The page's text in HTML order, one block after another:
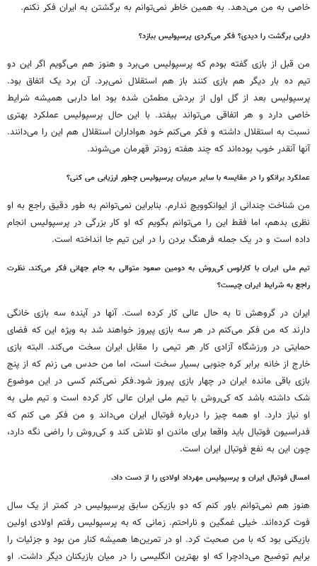
خاصی به من می‌دهد. به همین خاطر نمی‌توانم به برگشتن به ایران فکر نکنم.
داربی برگشت را دیدی؟ فکر می‌کردی پرسپولیس ببازد؟
من قبل از بازی گفته بودم که پرسپولیس می‌برد و هنوز هم می‌گویم اگر این دو
تیم ده بار دیگر هم بازی کنند باز هم استقلال نمی‌برد. آن برد یک اتفاق بود.
پرسپولیس بعد از گل اول از بردش مطمئن شده بود اما داربی همیشه شرایط
خاصی دارد و هر اتفاقی می‌تواند بیفتد. با این حال پرسپولیس عملکرد بهتری
نسبت به استقلال داشته و فکر می‌کنم خود هواداران استقلال هم این را می‌دانند.
آنها آنقدر خوب بوده‌اند که چند هفته زودتر قهرمان می‌شوند.
عملکرد برانکو را در مقایسه با سایر مربیان پرسپولیس چطور ارزیابی می کنی؟
من شناخت چندانی از ایوانکوویچ ندارم. بنابراین نمی‌توانم به طور دقیق راجع‌ به او
نظری بدهم، اما فقط این را می‌توانم بگویم که او کار بزرگی در پرسپولیس انجام
داده است و در یک جمله فرهنگ بردن را در این تیم جا انداخته است.
تیم‌ ‌ملی ایران با کارلوس کی‌روش به دومین صعود متوالی به جام جهانی فکر می‌کند. نظرت
راجع‌ به شرایط ایران چیست؟
ایران در گروهش تا به حال عالی کار کرده است. آنها در آینده سه بازی خانگی
دارند که من فکر می‌کنم در هر سه بازی پیروز خواهند شد به ویژه‌ این که فضای
حمایتی در ورزشگاه آزادی کار هر تیمی را مقابل ایران سخت می‌کند. البته بازی
خارج از خانه برابر کره جنوبی بسیار سخت است، اما من حدس می زنم که از پنج
بازی باقی‌ مانده ایران در چهار بازی پیروز شود.فکر نمی‌کنم کسی در این موضوع
شک داشته باشد که کی‌روش با تیم‌ ‌ملی ایران عالی کار کرده است و تیم‌ ‌ملی به
او نیاز دارد. او همه چیز را درباره فوتبال ایران می‌داند و من فکر می کنم که
فدراسیون فوتبال باید واقعا برای ماندن او تلاش کند و کی‌روش را راضی نگه دارد،
چون این به نفع فوتبال ایران است.
امسال فوتبال ایران و پرسپولیس مهرداد اولادی را از دست داد.
هنوز هم نمی‌توانم باور کنم که دو بازیکن سابق پرسپولیس در کمتر از یک سال
فوت کرده‌اند. خیلی غمگین و ناراحتم. زمانی که به پرسپولیس رفتم اولادی اولین
بازیکنی بود که با من صحبت کرد. او در تمرین‌ها همیشه کنار من بود و جزئیات را
برایم توضیح می‌دادچرا که او بهترین انگلیسی را در میان بازیکنان دیگر داشت. او